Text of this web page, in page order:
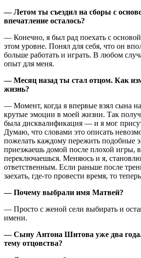
— Летом ты съездил на сборы с
впечатление осталось?
— Конечно, я был рад поехать с
этом уровне. Понял для себя, что он
больше работать и играть. В любом
опыт для меня.
— Месяц назад ты стал отцом. Как
жизнь?
— Момент, когда я впервые взял сына
крутые эмоции в моей жизни. Так
была дисквалификация — и я мог
Думаю, что словами это описать
пожелать каждому пережить подобные
приезжаешь домой после плохой игры,
переключаешься. Меняюсь и я,
ответственным. Если раньше после
заехать, где-то провести время, то
— Почему выбрали имя Матвей?
— Просто с женой сели выбирать и
имени.
— Сыну Антона Шитова уже два
тему отцовства?